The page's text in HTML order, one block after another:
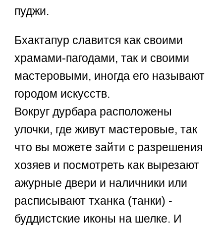
пуджи.
Бхактапур славится как своими
храмами-пагодами, так и своими
мастеровыми, иногда его называют
городом искусств.
Вокруг дурбара расположены
улочки, где живут мастеровые, так
что вы можете зайти с разрешения
хозяев и посмотреть как вырезают
ажурные двери и наличники или
расписывают тханка (танки) -
буддистские иконы на шелке. И